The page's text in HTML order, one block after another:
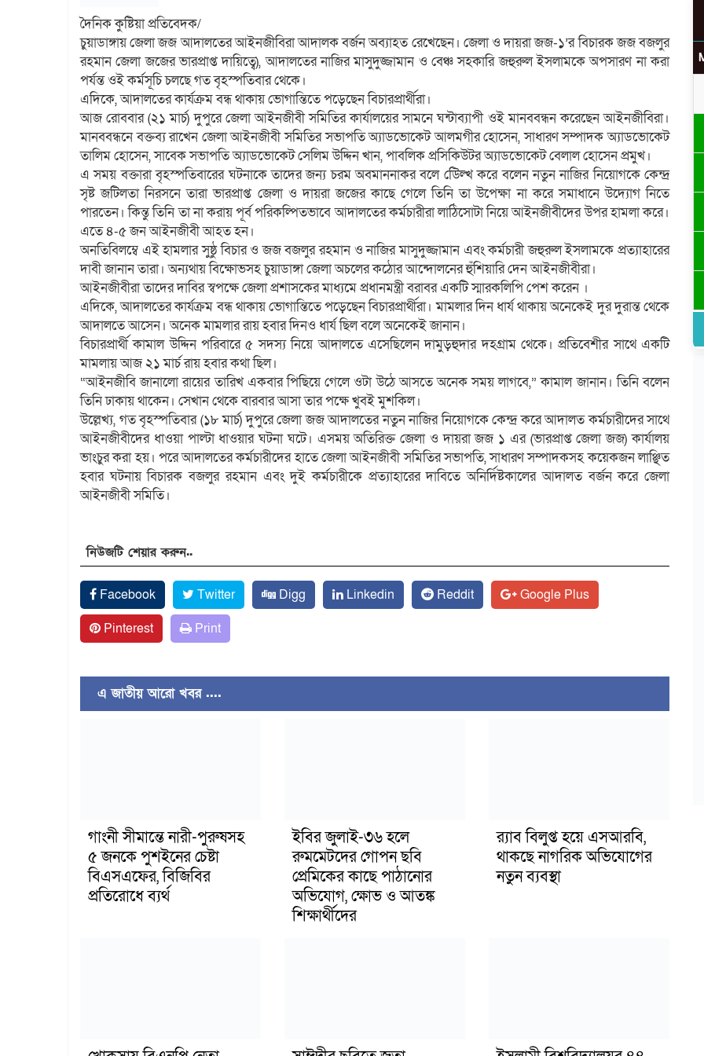
দৈনিক কুষ্টিয়া প্রতিবেদক/
চুয়াডাঙ্গায় জেলা জজ আদালতের আইনজীবিরা আদালক বর্জন অব্যাহত রেখেছেন। জেলা ও দায়রা জজ-১’র বিচারক জজ বজলুর
রহমান জেলা জজের ভারপ্রাপ্ত দায়িত্বে), আদালতের নাজির মাসুদুজ্জামান ও বেঞ্চ সহকারি জহুরুল ইসলামকে অপসারণ না করা
পর্যন্ত ওই কর্মসূচি চলছে গত বৃহস্পতিবার থেকে।
এদিকে, আদালতের কার্যক্রম বন্ধ থাকায় ভোগান্তিতে পড়েছেন বিচারপ্রার্থীরা।
আজ রোববার (২১ মার্চ) দুপুরে জেলা আইনজীবী সমিতির কার্যালয়ের সামনে ঘন্টাব্যাপী ওই মানববন্ধন করেছেন আইনজীবিরা।
মানববন্ধনে বক্তব্য রাখেন জেলা আইনজীবী সমিতির সভাপতি অ্যাডভোকেট আলমগীর হোসেন, সাধারণ সম্পাদক অ্যাডভোকেট
তালিম হোসেন, সাবেক সভাপতি অ্যাডভোকেট সেলিম উদ্দিন খান, পাবলিক প্রসিকিউটর অ্যাডভোকেট বেলাল হোসেন প্রমুখ।
এ সময় বক্তারা বৃহস্পতিবারের ঘটনাকে তাদের জন্য চরম অবমাননাকর বলে উেিল্খ করে বলেন নতুন নাজির নিয়োগকে কেন্দ্র
সৃষ্ট জটিলতা নিরসনে তারা ভারপ্রাপ্ত জেলা ও দায়রা জজের কাছে গেলে তিনি তা উপেক্ষা না করে সমাধানে উদ্যোগ নিতে
পারতেন। কিন্তু তিনি তা না করায় পূর্ব পরিকল্পিতভাবে আদালতের কর্মচারীরা লাঠিসোটা নিয়ে আইনজীবীদের উপর হামলা করে।
এতে ৪-৫ জন আইনজীবী আহত হন।
অনতিবিলম্বে এই হামলার সুষ্ঠু বিচার ও জজ বজলুর রহমান ও নাজির মাসুদুজ্জামান এবং কর্মচারী জহুরুল ইসলামকে প্রত্যাহারের
দাবী জানান তারা। অন্যথায় বিক্ষোভসহ চুয়াডাঙ্গা জেলা অচলের কঠোর আন্দোলনের হুঁশিয়ারি দেন আইনজীবীরা।
আইনজীবীরা তাদের দাবির স্বপক্ষে জেলা প্রশাসকের মাধ্যমে প্রধানমন্ত্রী বরাবর একটি স্মারকলিপি পেশ করেন ।
এদিকে, আদালতের কার্যক্রম বন্ধ থাকায় ভোগান্তিতে পড়েছেন বিচারপ্রার্থীরা। মামলার দিন ধার্য থাকায় অনেকেই দুর দুরান্ত থেকে
আদালতে আসেন। অনেক মামলার রায় হবার দিনও ধার্য ছিল বলে অনেকেই জানান।
বিচারপ্রার্থী কামাল উদ্দিন পরিবারে ৫ সদস্য নিয়ে আদালতে এসেছিলেন দামুড়হুদার দহগ্রাম থেকে। প্রতিবেশীর সাথে একটি
মামলায় আজ ২১ মার্চ রায় হবার কথা ছিল।
“আইনজীবি জানালো রায়ের তারিখ একবার পিছিয়ে গেলে ওটা উঠে আসতে অনেক সময় লাগবে,” কামাল জানান। তিনি বলেন
তিনি ঢাকায় থাকেন। সেখান থেকে বারবার আসা তার পক্ষে খুবই মুশকিল।
উল্লেখ্য, গত বৃহস্পতিবার (১৮ মার্চ) দুপুরে জেলা জজ আদালতের নতুন নাজির নিয়োগকে কেন্দ্র করে আদালত কর্মচারীদের সাথে
আইনজীবীদের ধাওয়া পাল্টা ধাওয়ার ঘটনা ঘটে। এসময় অতিরিক্ত জেলা ও দায়রা জজ ১ এর (ভারপ্রাপ্ত জেলা জজ) কার্যালয়
ভাংচুর করা হয়। পরে আদালতের কর্মচারীদের হাতে জেলা আইনজীবী সমিতির সভাপতি, সাধারণ সম্পাদকসহ কয়েকজন লাঞ্ছিত
হবার ঘটনায় বিচারক বজলুর রহমান এবং দুই কর্মচারীকে প্রত্যাহারের দাবিতে অনির্দিষ্টকালের আদালত বর্জন করে জেলা
আইনজীবী সমিতি।
নিউজটি শেয়ার করুন..
Facebook Twitter Digg Linkedin Reddit
Google Plus
Pinterest
Print
এ জাতীয় আরো খবর ....
গাংনী সীমান্তে নারী-পুরুষসহ
৫ জনকে পুশইনের চেষ্টা
বিএসএফের, বিজিবির
প্রতিরোধে ব্যর্থ
ইবির জুলাই-৩৬ হলে
রুমমেটদের গোপন ছবি
প্রেমিকের কাছে পাঠানোর
অভিযোগ, ক্ষোভ ও আতঙ্ক
শিক্ষার্থীদের
র‍্যাব বিলুপ্ত হয়ে এসআরবি,
থাকছে নাগরিক অভিযোগের
নতুন ব্যবস্থা